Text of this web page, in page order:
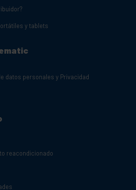
y tablets
datos personales y Privacidad
reacondicionado